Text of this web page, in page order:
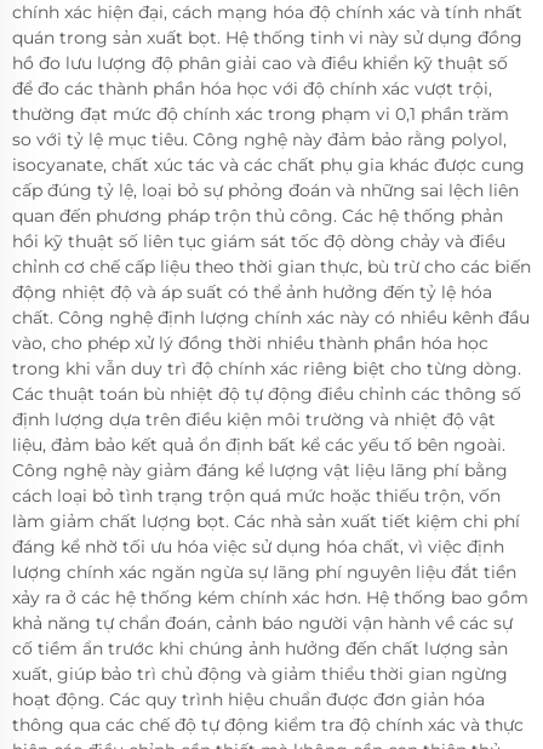
chính xác hiện đại, cách mạng hóa độ chính xác và tính nhất
quán trong sản xuất bọt. Hệ thống tinh vi này sử dụng đồng
hồ đo lưu lượng độ phân giải cao và điều khiển kỹ thuật số
để đo các thành phần hóa học với độ chính xác vượt trội,
thường đạt mức độ chính xác trong phạm vi 0,1 phần trăm
so với tỷ lệ mục tiêu. Công nghệ này đảm bảo rằng polyol,
isocyanate, chất xúc tác và các chất phụ gia khác được cung
cấp đúng tỷ lệ, loại bỏ sự phỏng đoán và những sai lệch liên
quan đến phương pháp trộn thủ công. Các hệ thống phản
hồi kỹ thuật số liên tục giám sát tốc độ dòng chảy và điều
chỉnh cơ chế cấp liệu theo thời gian thực, bù trừ cho các biến
động nhiệt độ và áp suất có thể ảnh hưởng đến tỷ lệ hóa
chất. Công nghệ định lượng chính xác này có nhiều kênh đầu
vào, cho phép xử lý đồng thời nhiều thành phần hóa học
trong khi vẫn duy trì độ chính xác riêng biệt cho từng dòng.
Các thuật toán bù nhiệt độ tự động điều chỉnh các thông số
định lượng dựa trên điều kiện môi trường và nhiệt độ vật
liệu, đảm bảo kết quả ổn định bất kể các yếu tố bên ngoài.
Công nghệ này giảm đáng kể lượng vật liệu lãng phí bằng
cách loại bỏ tình trạng trộn quá mức hoặc thiếu trộn, vốn
làm giảm chất lượng bọt. Các nhà sản xuất tiết kiệm chi phí
đáng kể nhờ tối ưu hóa việc sử dụng hóa chất, vì việc định
lượng chính xác ngăn ngừa sự lãng phí nguyên liệu đắt tiền
xảy ra ở các hệ thống kém chính xác hơn. Hệ thống bao gồm
khả năng tự chẩn đoán, cảnh báo người vận hành về các sự
cố tiềm ẩn trước khi chúng ảnh hưởng đến chất lượng sản
xuất, giúp bảo trì chủ động và giảm thiểu thời gian ngừng
hoạt động. Các quy trình hiệu chuẩn được đơn giản hóa
thông qua các chế độ tự động kiểm tra độ chính xác và thực